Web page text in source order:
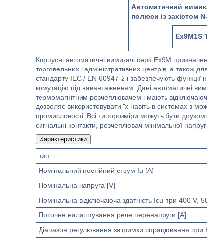
Автоматичний
полюси із захістом
Ex9M1S
Корпусні автоматичні вимикачі серії Ex9M
торговельних і адміністративних центрів, а також
стандарту IEC / EN 60947-2 і забезпечують функції
комутацію під навантаженням. Дані автоматичні
термомагнітним розчеплювачем і мають
дозволяє використовувати їх навіть в системах з
промисловості. Всі типорозміри можуть бути
сигнальні контакти, розчеплювач мінімальної
Характеристики
тип
Номінальний постійний струм Iu [A]
Номінальна напруга [V]
Номінальна відключаюча здатність Icu при 400 V,
Поточне налаштування реле перенапруги [A]
Діапазон регулювання затримки спрацювання при